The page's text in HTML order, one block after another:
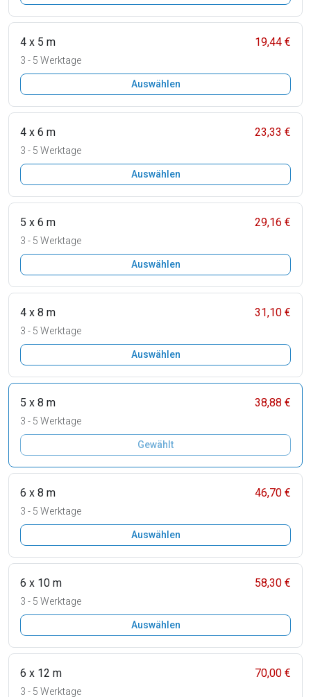
4 x 5 m 19,44 €
3 - 5 Werktage
Auswählen
4 x 6 m 23,33 €
3 - 5 Werktage
Auswählen
5 x 6 m 29,16 €
3 - 5 Werktage
Auswählen
4 x 8 m 31,10 €
3 - 5 Werktage
Auswählen
5 x 8 m 38,88 €
3 - 5 Werktage
Gewählt
6 x 8 m 46,70 €
3 - 5 Werktage
Auswählen
6 x 10 m 58,30 €
3 - 5 Werktage
Auswählen
6 x 12 m 70,00 €
3 - 5 Werktage